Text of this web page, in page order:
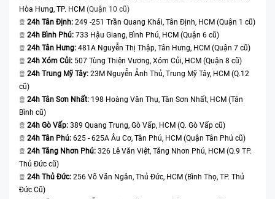
Hòa Hưng, TP. HCM (Quận 10 cũ)
24h Tân Định: 249 -251 Trần Quang Khải, Tân Định, HCM (Quận 1 cũ)
24h Bình Phú: 733 Hậu Giang, Bình Phú, HCM (Quận 6 cũ)
24h Tân Hưng: 481A Nguyễn Thị Thập, Tân Hưng, HCM (Quận 7 cũ)
24h Xóm Củi: 507 Tùng Thiện Vương, Xóm Củi, HCM (Quận 8 cũ)
24h Trung Mỹ Tây: 23M Nguyễn Ảnh Thủ, Trung Mỹ Tây, HCM (Q.12
cũ)
24h Tân Sơn Nhất: 198 Hoàng Văn Thụ, Tân Sơn Nhất, HCM (Tân
Bình cũ)
24h Gò Vấp: 389 Quang Trung, Gò Vấp, HCM (Q. Gò Vấp cũ)
24h Tân Phú: 625 - 625A Âu Cơ, Tân Phú, HCM (Quận Tân Phú cũ)
24h Tăng Nhơn Phú: 326 Lê Văn Việt, Tăng Nhơn Phú, HCM (Q.9 TP.
Thủ Đức cũ)
24h Thủ Đức: 256 Võ Văn Ngân, Thủ Đức, HCM (Bình Thọ, TP. Thủ
Đức Cũ)